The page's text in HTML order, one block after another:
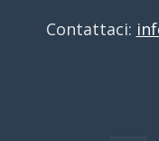
Contattaci: